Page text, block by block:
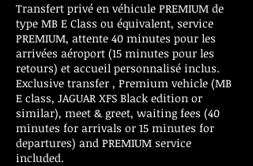
Transfert privé en véhicule PREMIUM de
type MB E Class ou équivalent, service
PREMIUM, attente 40 minutes pour les
arrivées aéroport (15 minutes pour les
retours) et accueil personnalisé inclus.
Exclusive transfer , Premium vehicle (MB
E class, JAGUAR XFS Black edition or
similar), meet & greet, waiting fees (40
minutes for arrivals or 15 minutes for
departures) and PREMIUM service
included.